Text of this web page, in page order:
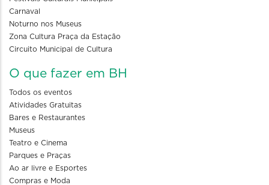
Carnaval
Noturno nos Museus
Zona Cultura Praça da Estação
Circuito Municipal de Cultura
O que fazer em BH
Todos os eventos
Atividades Gratuitas
Bares e Restaurantes
Museus
Teatro e Cinema
Parques e Praças
Ao ar livre e Esportes
Compras e Moda